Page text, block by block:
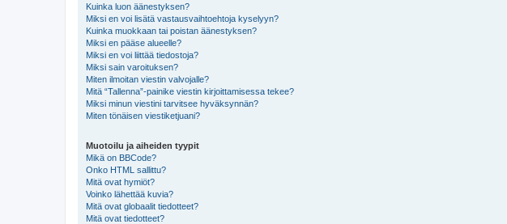
Kuinka luon äänestyksen?
Miksi en voi lisätä vastausvaihtoehtoja kyselyyn?
Kuinka muokkaan tai poistan äänestyksen?
Miksi en pääse alueelle?
Miksi en voi liittää tiedostoja?
Miksi sain varoituksen?
Miten ilmoitan viestin valvojalle?
Mitä “Tallenna”-painike viestin kirjoittamisessa tekee?
Miksi minun viestini tarvitsee hyväksynnän?
Miten tönäisen viestiketjuani?
Muotoilu ja aiheiden tyypit
Mikä on BBCode?
Onko HTML sallittu?
Mitä ovat hymiöt?
Voinko lähettää kuvia?
Mitä ovat globaalit tiedotteet?
Mitä ovat tiedotteet?